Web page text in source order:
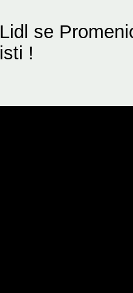
Lidl se
isti !